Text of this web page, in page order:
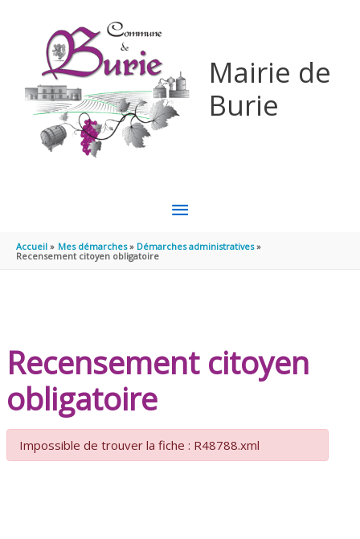
Mairie de
Burie
MENU
PRINCIPAL
Accueil Mes démarches
Démarches administratives
Recensement citoyen obligatoire
Recensement citoyen
obligatoire
Impossible de trouver la fiche : R48788.xml